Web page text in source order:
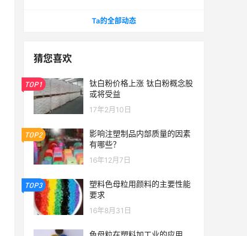
Ta的全部动态
猜您喜欢
TOP1
钛白粉价格上涨 钛白粉概念股
或将受益
17年2月10日
TOP2
影响注塑制品内部质量的因素
有哪些？
16年12月7日
TOP3
塑料色母粒用颜料的主要性能
要求
16年8月31日